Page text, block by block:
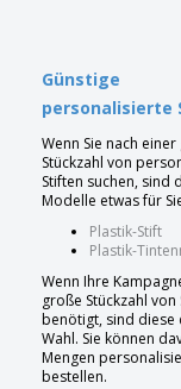
Günstige
personalisierte
Wenn Sie nach
Stückzahl von
Stiften suchen, sind
Modelle etwas für
Plastik-Stift
Plastik-
Wenn Ihre
große Stückzahl von
benötigt, sind diese
Wahl. Sie können
Mengen
bestellen.